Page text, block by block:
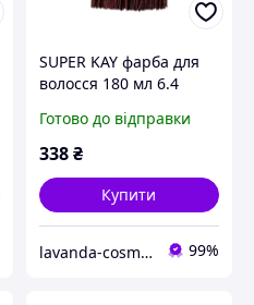
SUPER KAY фарба для
волосся 180 мл 6.4
kaypro
Готово до відправки
338₴
Купити
lavanda-cosmetic.prom.ua 99%